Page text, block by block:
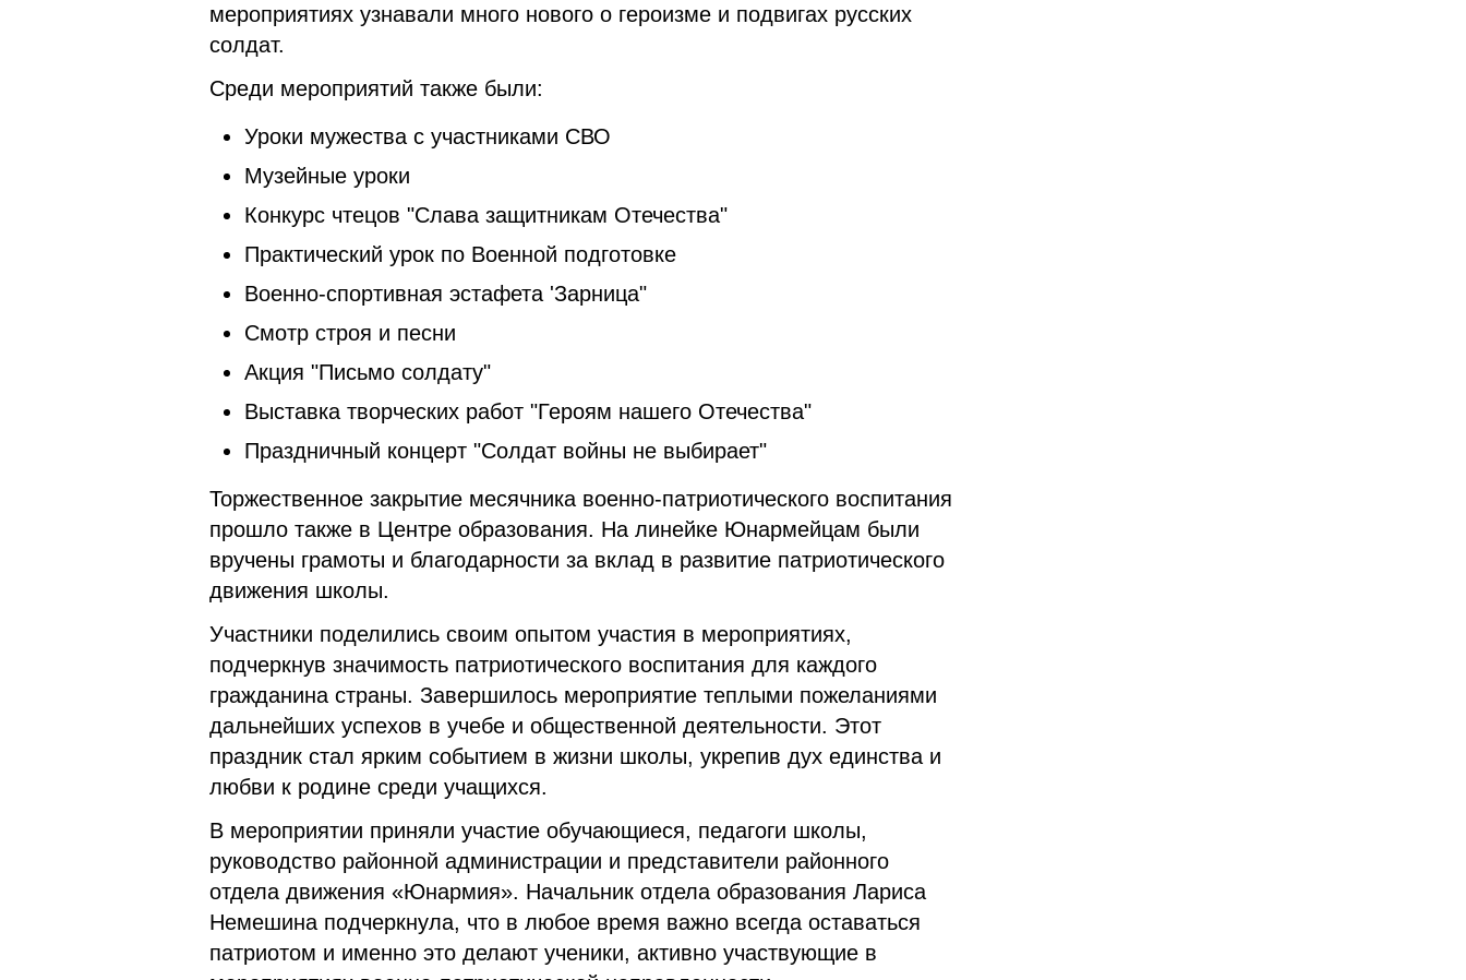
мероприятиях узнавали много нового о героизме и подвигах русских
солдат.
Среди мероприятий также были:
Уроки мужества с участниками СВО
Музейные уроки
Конкурс чтецов "Слава защитникам Отечества"
Практический урок по Военной подготовке
Военно-спортивная эстафета 'Зарница"
Смотр строя и песни
Акция "Письмо солдату"
Выставка творческих работ "Героям нашего Отечества"
Праздничный концерт "Солдат войны не выбирает"
Торжественное закрытие месячника военно-патриотического воспитания
прошло также в Центре образования. На линейке Юнармейцам были
вручены грамоты и благодарности за вклад в развитие патриотического
движения школы.
Участники поделились своим опытом участия в мероприятиях,
подчеркнув значимость патриотического воспитания для каждого
гражданина страны. Завершилось мероприятие теплыми пожеланиями
дальнейших успехов в учебе и общественной деятельности. Этот
праздник стал ярким событием в жизни школы, укрепив дух единства и
любви к родине среди учащихся.
В мероприятии приняли участие обучающиеся, педагоги школы,
руководство районной администрации и представители районного
отдела движения «Юнармия». Начальник отдела образования Лариса
Немешина подчеркнула, что в любое время важно всегда оставаться
патриотом и именно это делают ученики, активно участвующие в